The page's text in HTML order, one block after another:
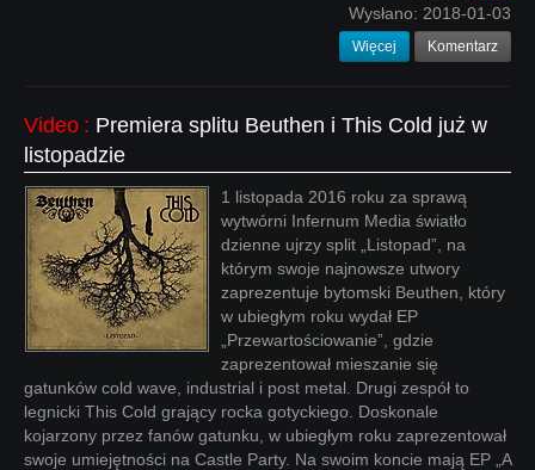
Wysłano: 2018-01-03
Więcej Komentarz
Video : Premiera splitu Beuthen i This Cold już w
listopadzie
1 listopada 2016 roku za sprawą
wytwórni Infernum Media światło
dzienne ujrzy split „Listopad”, na
którym swoje najnowsze utwory
zaprezentuje bytomski Beuthen, który
w ubiegłym roku wydał EP
„Przewartościowanie”, gdzie
zaprezentował mieszanie się
gatunków cold wave, industrial i post metal. Drugi zespół to
legnicki This Cold grający rocka gotyckiego. Doskonale
kojarzony przez fanów gatunku, w ubiegłym roku zaprezentował
swoje umiejętności na Castle Party. Na swoim koncie mają EP „A